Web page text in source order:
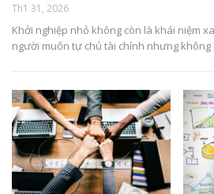
Th1 31, 2026
Khởi nghiệp nhỏ không còn là khái niệm
người muốn tự chủ tài chính nhưng